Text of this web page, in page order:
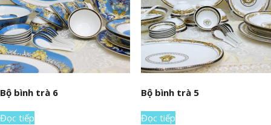
Bộ bình trà 6
Đọc tiếp
Bộ bình trà 5
Đọc tiếp